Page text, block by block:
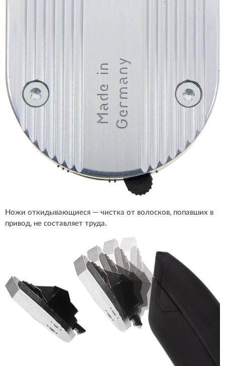
Ножи откидывающиеся — чистка от волосков, попавших в
привод, не составляет труда.